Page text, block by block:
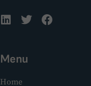
Menu
Home